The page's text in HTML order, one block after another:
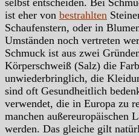
selbst entscheiden. Bei
ist eher von bestrahlten
Schaufenstern, oder in
Umständen noch vertreten
Schmuck ist aus zwei
Körperschweiß (Salz) die
unwiederbringlich, die
sind oft Gesundheitlich
verwendet, die in Europa zu
manchen außereuropäischen
werden. Das gleiche gilt